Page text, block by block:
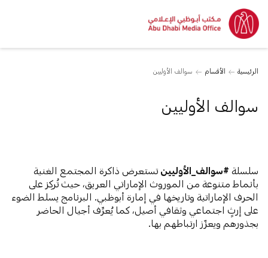
الرئيسية الأقسام سوالف الأوليين
سوالف الأوليين
سلسلة #سوالف_الأوليين تستعرض ذاكرة المجتمع الغنية
بأنماط متنوعة من الموروث الإماراتي العريق، حيث تُركِز على
الحرف الإماراتية وتاريخها في إمارة أبوظبي. البرنامج يسلط الضوء
على إرثٍ اجتماعي وثقافي أصيل، كما يُعرِّف أجيال الحاضر
بجذورهم ويعزّز ارتباطهم بها.